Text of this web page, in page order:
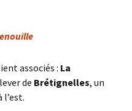
associés : La
de Brétignelles, un